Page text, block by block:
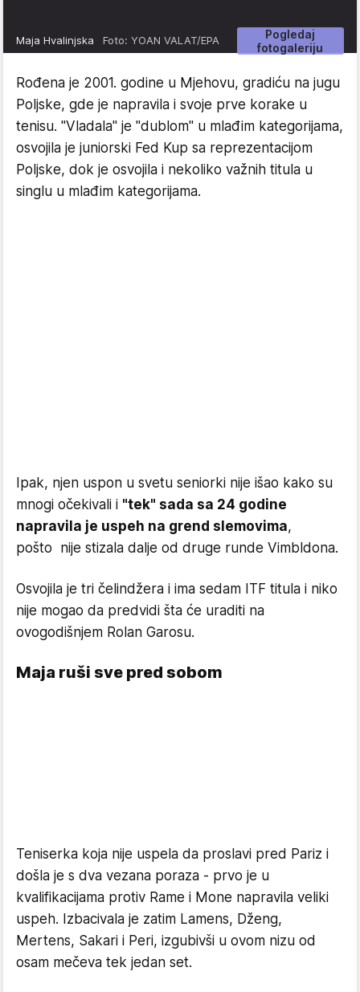
Pogledaj
fotogaleriju
Maja Hvalinjska Foto: YOAN VALAT/EPA
Rođena je 2001. godine u Mjehovu, gradiću na jugu
Poljske, gde je napravila i svoje prve korake u
tenisu. "Vladala" je "dublom" u mlađim kategorijama,
osvojila je juniorski Fed Kup sa reprezentacijom
Poljske, dok je osvojila i nekoliko važnih titula u
singlu u mlađim kategorijama.
Ipak, njen uspon u svetu seniorki nije išao kako su
mnogi očekivali i "tek" sada sa 24 godine
napravila je uspeh na grend slemovima,
pošto nije stizala dalje od druge runde Vimbldona.
Osvojila je tri čelindžera i ima sedam ITF titula i niko
nije mogao da predvidi šta će uraditi na
ovogodišnjem Rolan Garosu.
Maja ruši sve pred sobom
Teniserka koja nije uspela da proslavi pred Pariz i
došla je s dva vezana poraza - prvo je u
kvalifikacijama protiv Rame i Mone napravila veliki
uspeh. Izbacivala je zatim Lamens, Dženg,
Mertens, Sakari i Peri, izgubivši u ovom nizu od
osam mečeva tek jedan set.